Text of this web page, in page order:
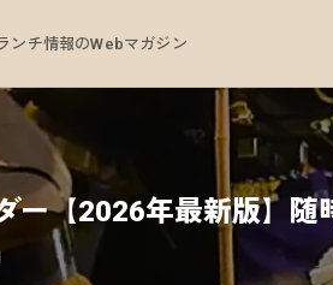
ンチ情報のWebマガジン
ー【2026年最新版】